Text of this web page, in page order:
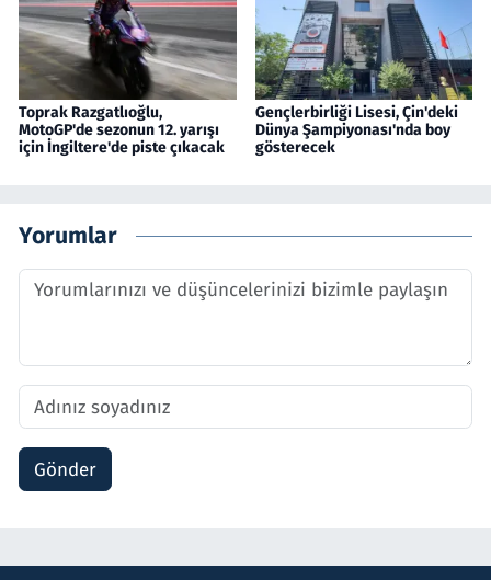
Toprak Razgatlıoğlu,
MotoGP'de sezonun 12. yarışı
için İngiltere'de piste çıkacak
Gençlerbirliği Lisesi, Çin'deki
Dünya Şampiyonası'nda boy
gösterecek
Yorumlar
Gönder